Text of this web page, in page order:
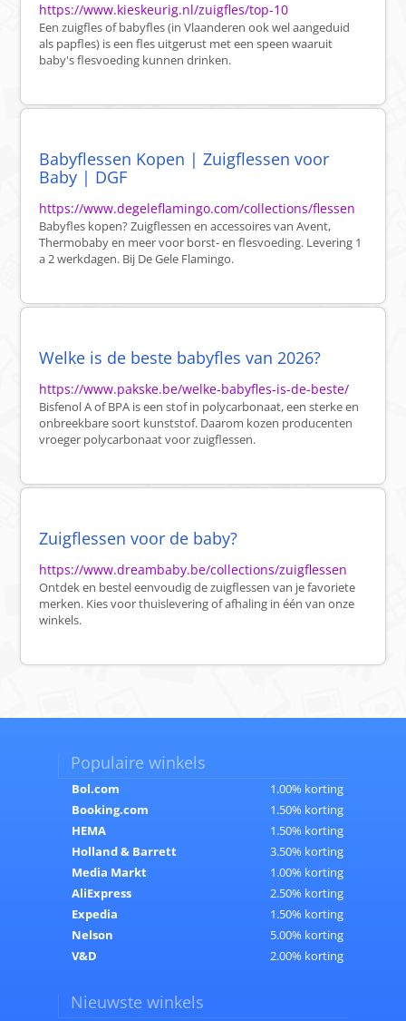
https://www.kieskeurig.nl/zuigfles/top-10
Een zuigfles of babyfles (in Vlaanderen ook wel aangeduid
als papfles) is een fles uitgerust met een speen waaruit
baby's flesvoeding kunnen drinken.
Babyflessen Kopen | Zuigflessen voor
Baby | DGF
https://www.degeleflamingo.com/collections/flessen
Babyfles kopen? Zuigflessen en accessoires van Avent,
Thermobaby en meer voor borst- en flesvoeding. Levering 1
a 2 werkdagen. Bij De Gele Flamingo.
Welke is de beste babyfles van 2026?
https://www.pakske.be/welke-babyfles-is-de-beste/
Bisfenol A of BPA is een stof in polycarbonaat, een sterke en
onbreekbare soort kunststof. Daarom kozen producenten
vroeger polycarbonaat voor zuigflessen.
Zuigflessen voor de baby?
https://www.dreambaby.be/collections/zuigflessen
Ontdek en bestel eenvoudig de zuigflessen van je favoriete
merken. Kies voor thuislevering of afhaling in één van onze
winkels.
Populaire winkels
Bol.com
1.00% korting
Booking.com
1.50% korting
HEMA
1.50% korting
Holland & Barrett
3.50% korting
Media Markt
1.00% korting
AliExpress
2.50% korting
Expedia
1.50% korting
Nelson
5.00% korting
V&D
2.00% korting
Nieuwste winkels